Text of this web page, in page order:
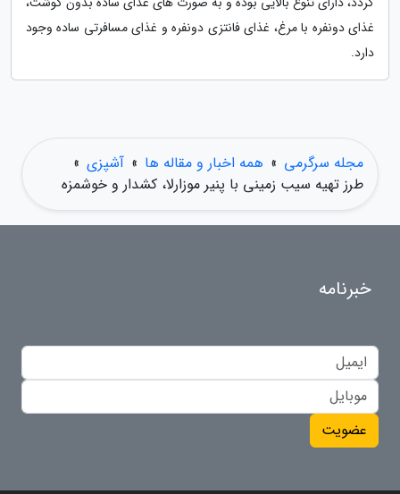
غذای دونفره با مرغ، غذای فانتزی دونفره و غذای مسافرتی ساده وجود
دارد.
مجله سرگرمی » همه اخبار و مقاله ها » آشپزی »
طرز تهیه سیب زمینی با پنیر موزارلا، کشدار و خوشمزه
خبرنامه
عضویت